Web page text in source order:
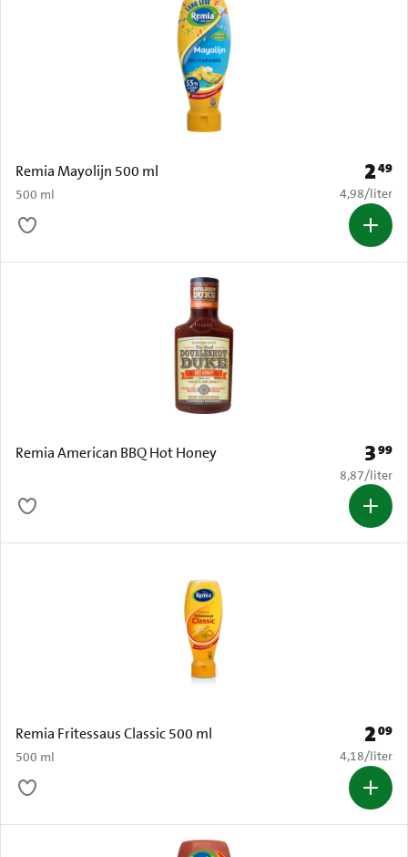
Remia Mayolijn 500 ml
500 ml
Prijs:
249
€ 4,98 per
4,98/liter
Remia American BBQ Hot Honey Prijs:
399
€ 8,87 per
8,87/liter
Remia Fritessaus Classic 500 ml
500 ml
Prijs:
209
€ 4,18 per
4,18/liter